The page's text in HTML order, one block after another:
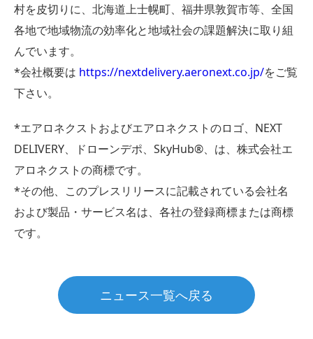
村を皮切りに、北海道上士幌町、福井県敦賀市等、全国
各地で地域物流の効率化と地域社会の課題解決に取り組
んでいます。
*会社概要は https://nextdelivery.aeronext.co.jp/をご覧
下さい。
*エアロネクストおよびエアロネクストのロゴ、NEXT
DELIVERY、ドローンデポ、SkyHub®、は、株式会社エ
アロネクストの商標です。
*その他、このプレスリリースに記載されている会社名
および製品・サービス名は、各社の登録商標または商標
です。
ニュース一覧へ戻る